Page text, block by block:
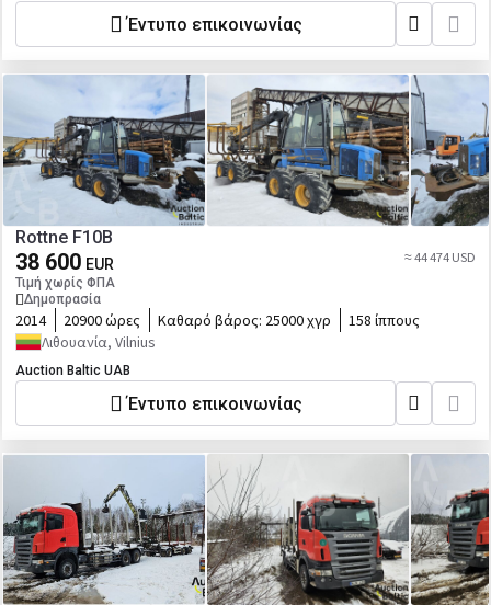
Έντυπο επικοινωνίας
Rottne F10B
38 600 EUR
Τιμή χωρίς ΦΠΑ
Δημοπρασία
≈ 44 474 USD
2014 20900 ώρες Καθαρό βάρος: 25000 χγρ
158 ίππους
Λιθουανία, Vilnius
Auction Baltic UAB
Έντυπο επικοινωνίας